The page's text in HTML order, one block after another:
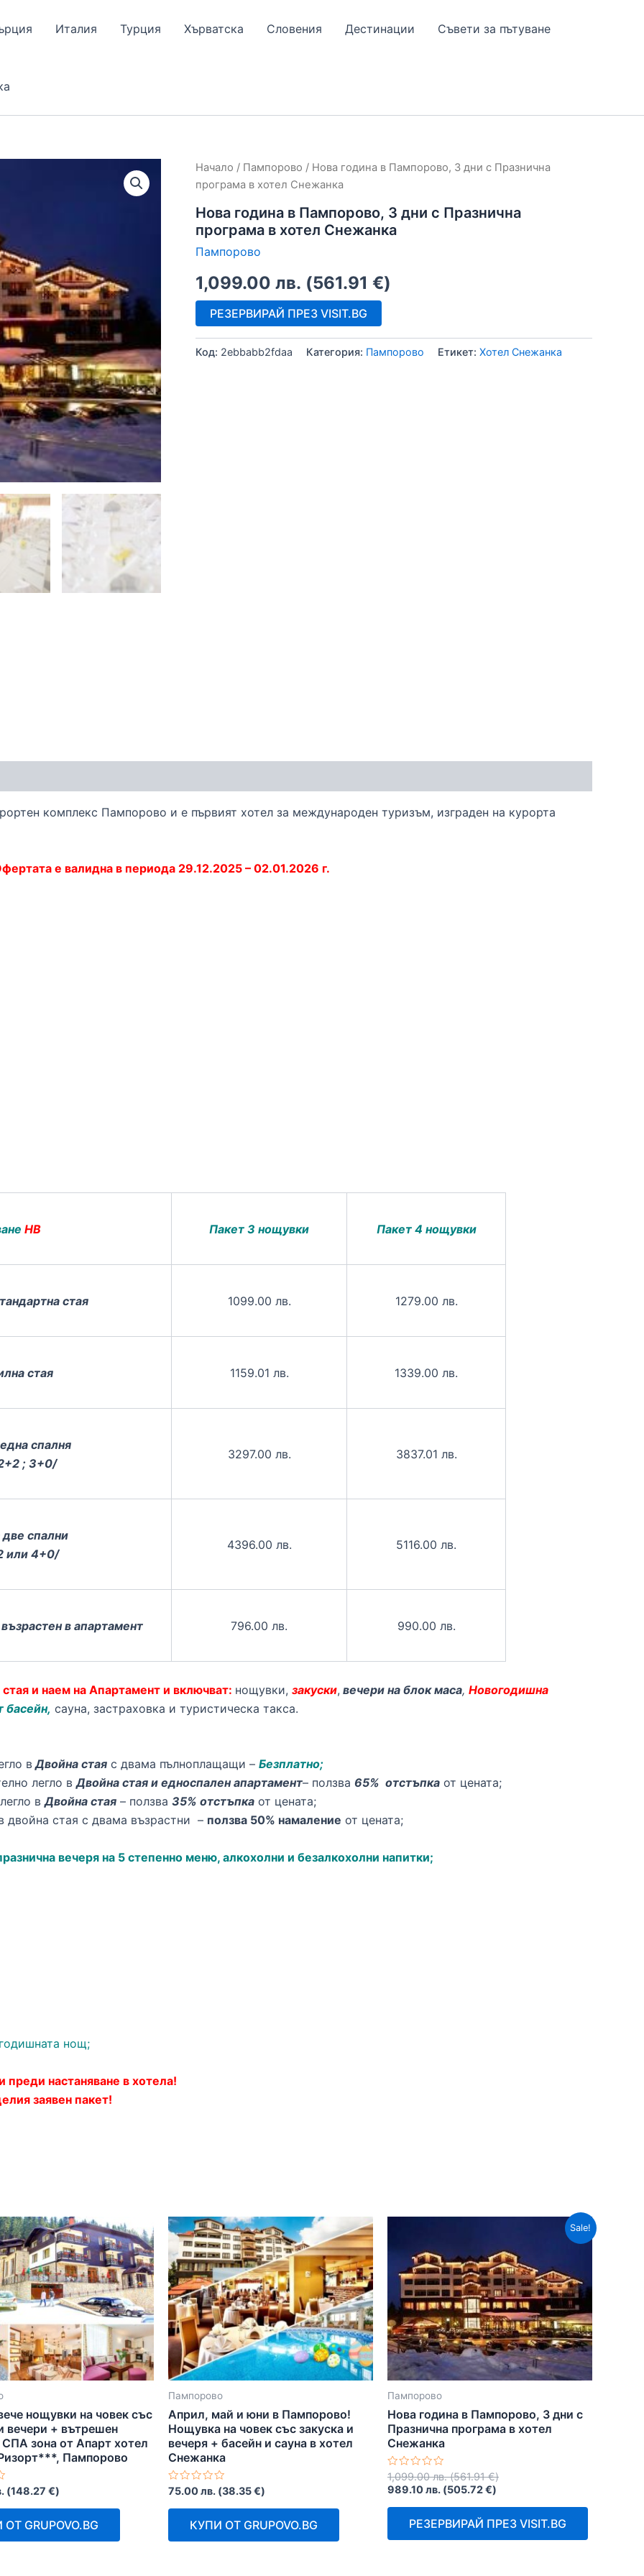
Италия Турция Хърватска Словения Дестинации Съвети за пътуване
Начало / Пампорово / Нова година в Пампорово, 3 дни с Празнична
програма в хотел Снежанка
Нова година в Пампорово, 3 дни с Празнична
програма в хотел Снежанка
Пампорово
1,099.00 лв. (561.91 €)
РЕЗЕРВИРАЙ ПРЕЗ VISIT.BG
Код: 2ebbabb2fdaa Категория: Пампорово Етикет: Хотел Снежанка
комплекс Пампорово и е първият хотел за международен туризъм, изграден на курорта
е валидна в периода 29.12.2025 – 02.01.2026 г.
HB Пакет 3 нощувки Пакет 4 нощувки
стая 1099.00 лв. 1279.00 лв.
стая 1159.01 лв. 1339.00 лв.
спалня
; 3+0/
3297.00 лв. 3837.01 лв.
спални
или 4+0/
4396.00 лв. 5116.00 лв.
в апартамент 796.00 лв. 990.00 лв.
и наем на Апартамент и включват: нощувки, закуски, вечери на блок маса, Новогодишна
басейн, сауна, застраховка и туристическа такса.
вДвойна стая с двама пълноплащащи – Безплатно;
легло вДвойна стая и едноспален апартамент– ползва 65% отстъпка от цената;
вДвойна стая – ползва 35% отстъпка от цената;
двойна стая с двама възрастни – ползва 50% намаление от цената;
вечеря на 5 степенно меню, алкохолни и безалкохолни напитки;
нощ;
преди настаняване в хотела!
заявен пакет!
нощувки на човек със
вечери + вътрешен
СПА зона от Апарт хотел
Пампорово
(148.27 €)
GRUPOVO.BG
Пампорово
Април, май и юни в Пампорово!
Нощувка на човек със закуска и
вечеря + басейн и сауна в хотел
Снежанка
Оценено
0
75.00лв. (38.35€)
КУПИ ОТ GRUPOVO.BG
Sale!
Пампорово
Нова година в Пампорово, 3 дни с
Празнична програма в хотел
Снежанка
Оценено
с
0
5
1,099.00лв. (561.91€)
989.10лв. (505.72€)
РЕЗЕРВИРАЙ ПРЕЗ VISIT.BG